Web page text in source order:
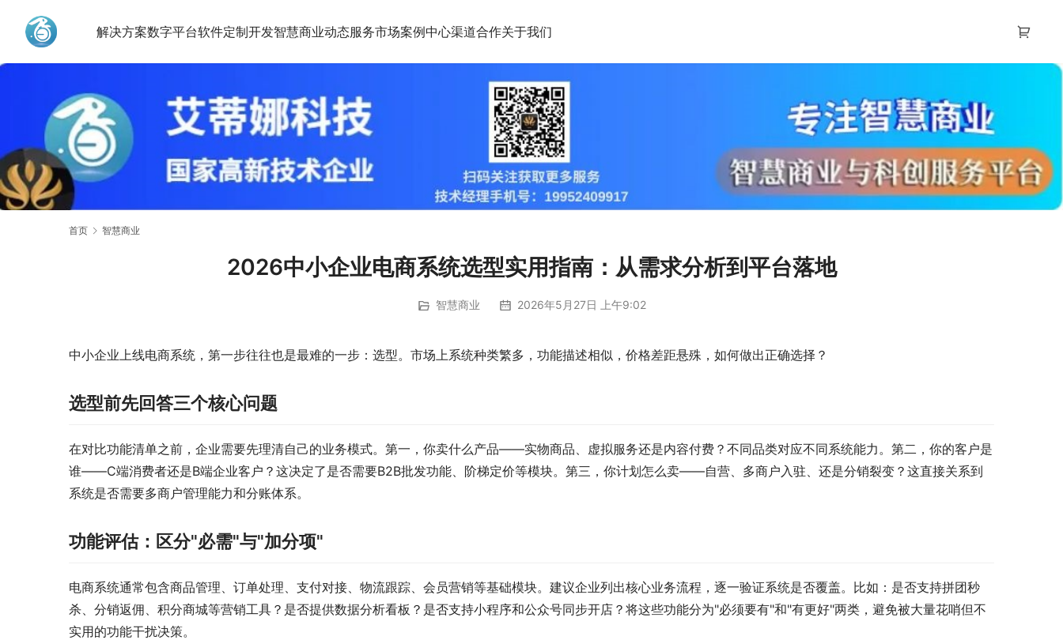
解决方案数字平台软件定制开发智慧商业动态服务市场案例中心渠道合作关于我们
首页 智慧商业
2026中小企业电商系统选型实用指南：从需求分析到平台落地
智慧商业 2026年5月27日 上午9:02
中小企业上线电商系统，第一步往往也是最难的一步：选型。市场上系统种类繁多，功能描述相似，价格差距悬殊，如何做出正确选择？
选型前先回答三个核心问题
在对比功能清单之前，企业需要先理清自己的业务模式。第一，你卖什么产品——实物商品、虚拟服务还是内容付费？不同品类对应不同系统能力。第二，你的客户是
谁——C端消费者还是B端企业客户？这决定了是否需要B2B批发功能、阶梯定价等模块。第三，你计划怎么卖——自营、多商户入驻、还是分销裂变？这直接关系到
系统是否需要多商户管理能力和分账体系。
功能评估：区分"必需"与"加分项"
电商系统通常包含商品管理、订单处理、支付对接、物流跟踪、会员营销等基础模块。建议企业列出核心业务流程，逐一验证系统是否覆盖。比如：是否支持拼团秒
杀、分销返佣、积分商城等营销工具？是否提供数据分析看板？是否支持小程序和公众号同步开店？将这些功能分为"必须要有"和"有更好"两类，避免被大量花哨但不
实用的功能干扰决策。